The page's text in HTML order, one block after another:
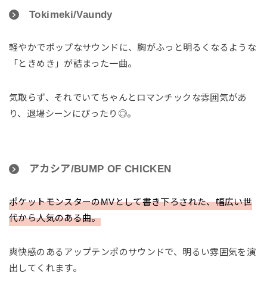
Tokimeki/Vaundy
軽やかでポップなサウンドに、胸がふっと明るくなるような
「ときめき」が詰まった一曲。
気取らず、それでいてちゃんとロマンチックな雰囲気があ
り、退場シーンにぴったり◎。
アカシア/BUMP OF CHICKEN
ポケットモンスターのMVとして書き下ろされた、幅広い世
代から人気のある曲。
爽快感のあるアップテンポのサウンドで、明るい雰囲気を演
出してくれます。